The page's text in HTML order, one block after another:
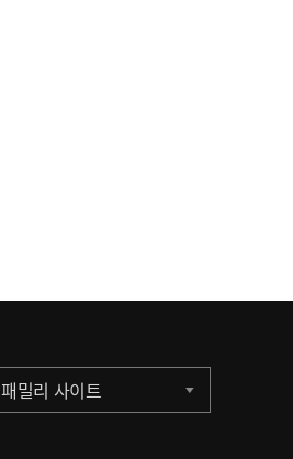
패밀리 사이트